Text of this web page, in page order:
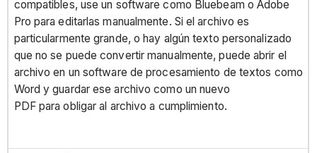
compatibles, use un software como Bluebeam o Adobe
Pro para editarlas manualmente. Si el archivo es
particularmente grande, o hay algún texto personalizado
que no se puede convertir manualmente, puede abrir el
archivo en un software de procesamiento de textos como
Word y guardar ese archivo como un nuevo
PDF para obligar al archivo a cumplimiento.